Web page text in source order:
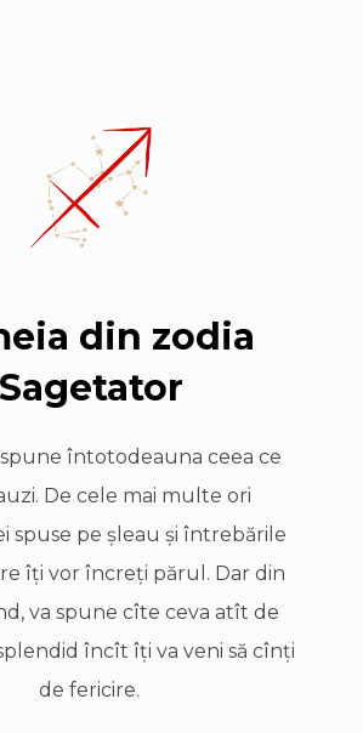
din zodia
Sagetator
întotodeauna ceea ce
De cele mai multe ori
spuse pe şleau şi întrebările
îţi vor încreţi părul. Dar din
va spune cîte ceva atît de
încît îţi va veni să cînţi
de fericire.